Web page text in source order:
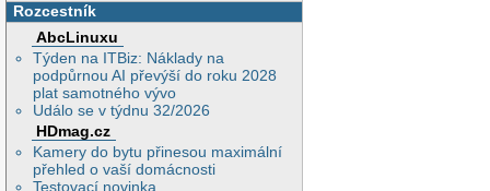
Rozcestník
AbcLinuxu
Týden na ITBiz: Náklady na
podpůrnou AI převýší do roku 2028
plat samotného vývo
Událo se v týdnu 32/2026
HDmag.cz
Kamery do bytu přinesou maximální
přehled o vaší domácnosti
Testovací novinka